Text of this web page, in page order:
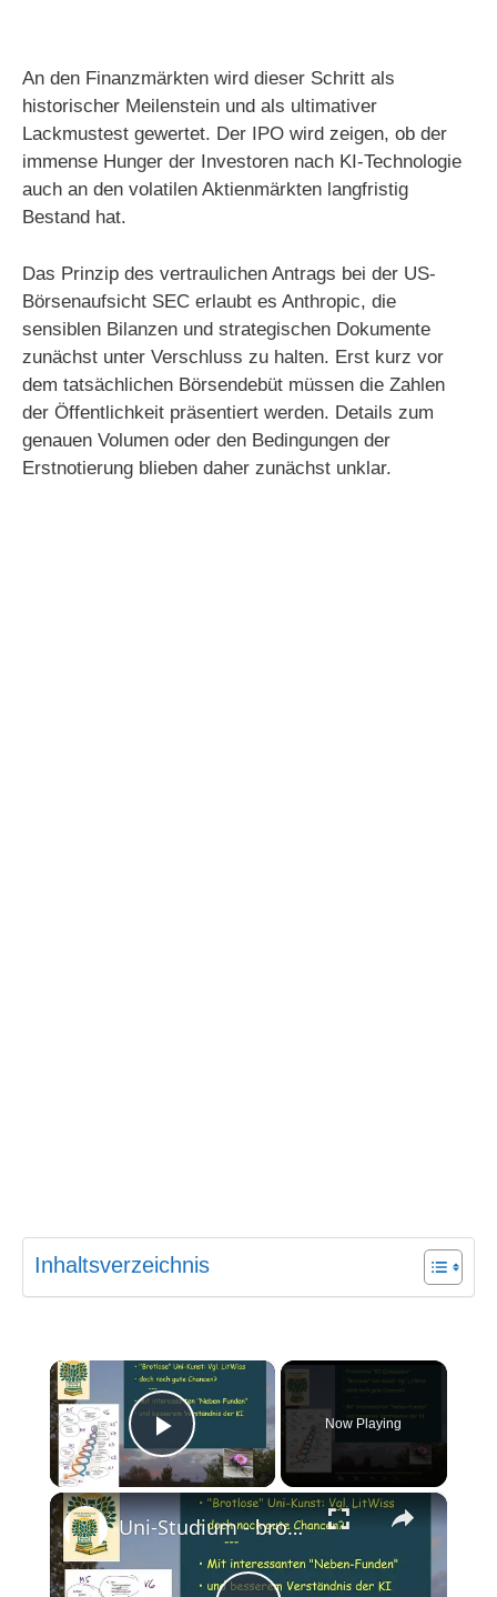
An den Finanzmärkten wird dieser Schritt als
historischer Meilenstein und als ultimativer
Lackmustest gewertet. Der IPO wird zeigen, ob der
immense Hunger der Investoren nach KI-Technologie
auch an den volatilen Aktienmärkten langfristig
Bestand hat.
Das Prinzip des vertraulichen Antrags bei der US-
Börsenaufsicht SEC erlaubt es Anthropic, die
sensiblen Bilanzen und strategischen Dokumente
zunächst unter Verschluss zu halten. Erst kurz vor
dem tatsächlichen Börsendebüt müssen die Zahlen
der Öffentlichkeit präsentiert werden. Details zum
genauen Volumen oder den Bedingungen der
Erstnotierung blieben daher zunächst unklar.
Inhaltsverzeichnis
×
Play Video
Now Playing
×
Uni-Studium - brotlose Kunst? Freisteins KI-Eskapade findet eine Lösung und noch mehr